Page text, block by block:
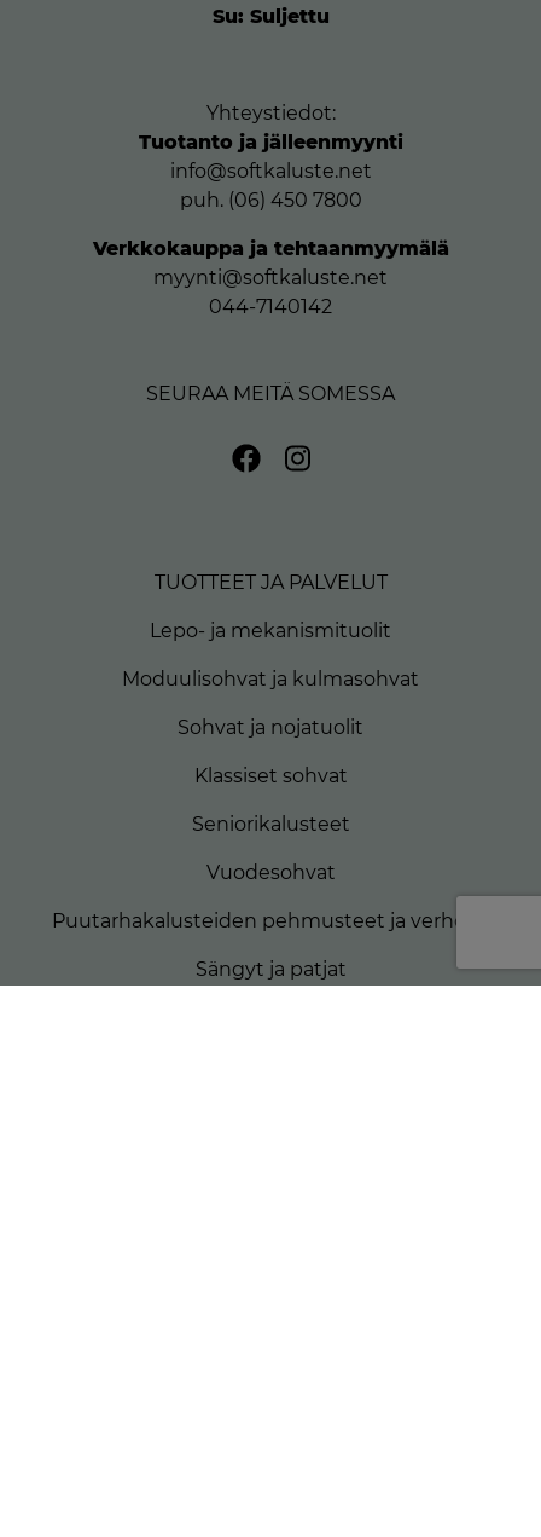
Su: Suljettu
Yhteystiedot:
Tuotanto ja jälleenmyynti
info@softkaluste.net
puh. (06) 450 7800
Verkkokauppa ja tehtaanmyymälä
myynti@softkaluste.net
044-7140142
SEURAA MEITÄ SOMESSA
TUOTTEET JA PALVELUT
Lepo- ja mekanismituolit
Moduulisohvat ja kulmasohvat
Sohvat ja nojatuolit
Klassiset sohvat
Seniorikalusteet
Vuodesohvat
Puutarhakalusteiden pehmusteet ja verhoilu
Sängyt ja patjat